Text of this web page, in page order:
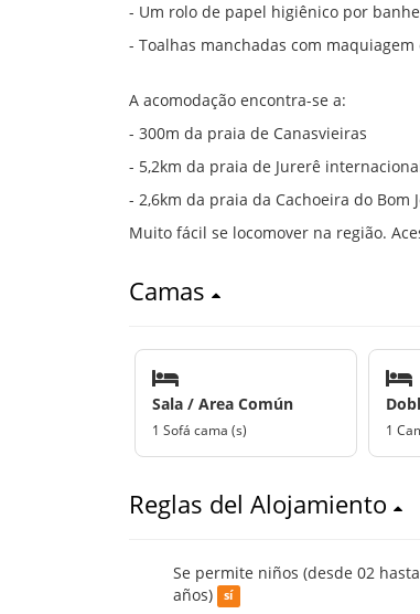
- Um rolo de papel higiênico por
- Toalhas manchadas com
A acomodação encontra-se a:
- 300m da praia de Canasvieiras
- 5,2km da praia de Jurerê
- 2,6km da praia da Cachoeira do Bom
Muito fácil se locomover na região.
Camas
Sala / Area Común
1 Sofá cama (s) 1
Reglas del Alojamiento
Se permite niños (desde 02
años)
sí